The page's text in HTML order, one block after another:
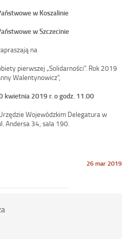
w Koszalinie
w Szczecinie
na
pierwszej „Solidarności”. Rok 2019
Walentynowicz”,
kwietnia 2019 r. o godz. 11.00
Wojewódzkim Delegatura w
Andersa 34, sala 190.
Opublikowano
26 mar 2019